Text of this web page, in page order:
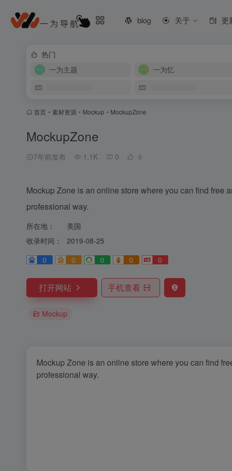
blog 关于 更
热门
一为主题
一为忆
首页 • 素材资源 • Mockup • MockupZone
MockupZone
7年前发布 1.1K 0 0
Mockup Zone is an online store where you can find free
professional way.
所在地：
美国
收录时间：
2019-08-25
0
0 0 0 0
打开网站 手机查看
Mockup
Mockup Zone is an online store where you can find
professional way.